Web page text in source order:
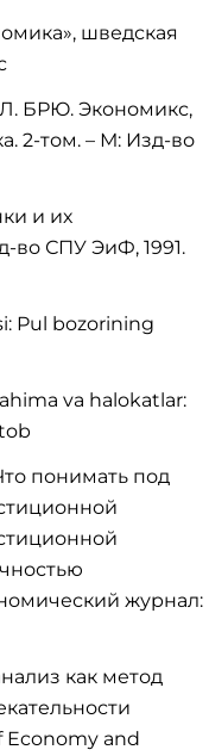
шведская
БРЮ. Экономикс,
2-том. – М: Изд-во
и их
во СПУ ЭиФ, 1991.
Pul bozorining
va halokatlar:
понимать под
журнал:
как метод
Economy and